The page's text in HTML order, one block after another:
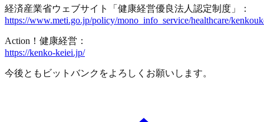
経済産業省ウェブサイト「健康経営優良法人認定制度」：
https://www.meti.go.jp/policy/mono_info_service/healthcare/
Action！健康経営：
https://kenko-keiei.jp/
今後ともビットバンクをよろしくお願いします。